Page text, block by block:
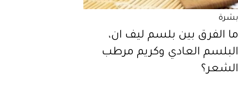
بشرة
ما الفرق بين بلسم ليف ان،
البلسم العادي وكريم مرطب
الشعر؟